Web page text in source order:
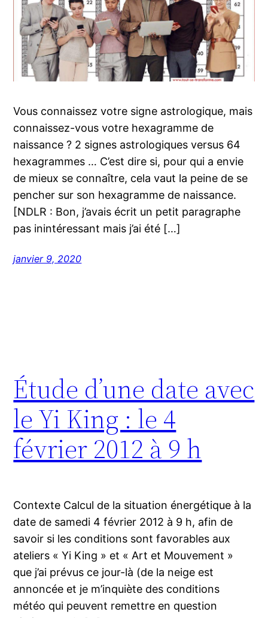
Vous connaissez votre signe astrologique, mais
connaissez-vous votre hexagramme de
naissance ? 2 signes astrologiques versus 64
hexagrammes … C’est dire si, pour qui a envie
de mieux se connaître, cela vaut la peine de se
pencher sur son hexagramme de naissance.
[NDLR : Bon, j’avais écrit un petit paragraphe
pas inintéressant mais j’ai été […]
janvier 9, 2020
Étude d’une date avec
le Yi King : le 4
février 2012 à 9 h
Contexte Calcul de la situation énergétique à la
date de samedi 4 février 2012 à 9 h, afin de
savoir si les conditions sont favorables aux
ateliers « Yi King » et « Art et Mouvement »
que j’ai prévus ce jour-là (de la neige est
annoncée et je m’inquiète des conditions
météo qui peuvent remettre en question